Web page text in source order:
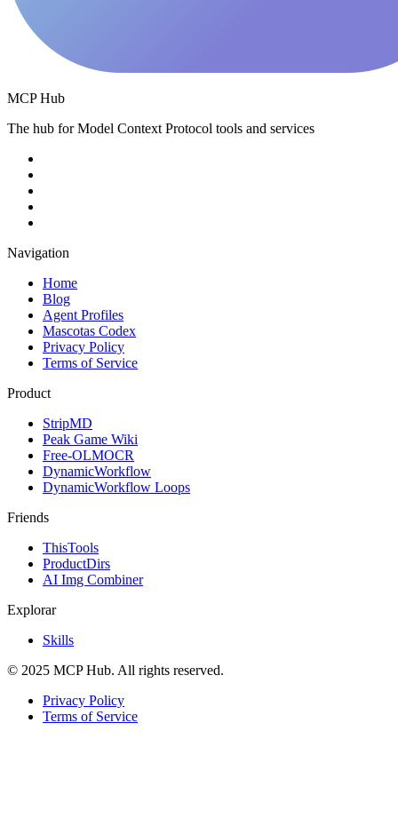
MCP Hub
The hub for Model Context Protocol tools and services
Navigation
Home
Blog
Agent Profiles
Mascotas Codex
Privacy Policy
Terms of Service
Product
StripMD
Peak Game Wiki
Free-OLMOCR
DynamicWorkflow
DynamicWorkflow Loops
Friends
ThisTools
ProductDirs
AI Img Combiner
Explorar
Skills
© 2025 MCP Hub. All rights reserved.
Privacy Policy
Terms of Service